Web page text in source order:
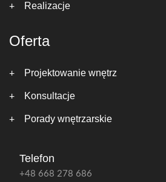
Realizacje
Oferta
Projektowanie wnętrz
Konsultacje
Porady wnętrzarskie
Telefon
+48 668 278 686